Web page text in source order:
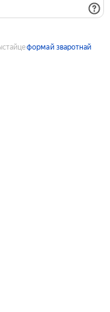
формай зваротнай